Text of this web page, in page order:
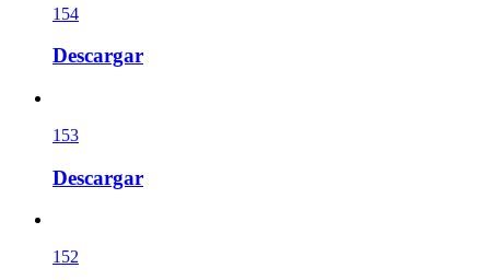
154
Descargar
153
Descargar
152